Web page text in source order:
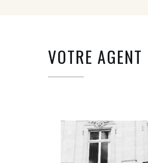
VOTRE AGENT